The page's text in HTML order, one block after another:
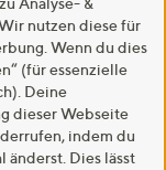
nutzen diese für
Wenn du dies
(für essenzielle
Deine
dieser Webseite
indem du
änderst. Dies lässt